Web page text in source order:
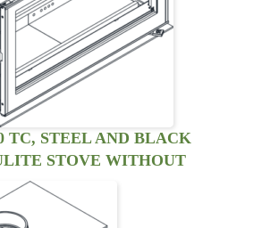
TC, STEEL AND BLACK
STOVE WITHOUT
KIT. THREE SIDED